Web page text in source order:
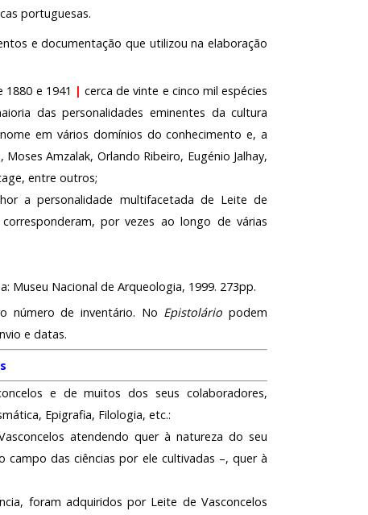
portuguesas.
e documentação que utilizou na elaboração
e 1941 |cerca de vinte e cinco mil espécies
das personalidades eminentes da cultura
em vários domínios do conhecimento e, a
Amzalak, Orlando Ribeiro, Eugénio Jalhay,
entre outros;
a personalidade multifacetada de Leite de
por vezes ao longo de várias
Museu Nacional de Arqueologia, 1999. 273pp.
número de inventário. No Epistoláriopodem
e datas.
e de muitos dos seus colaboradores,
Epigrafia, Filologia, etc.:
atendendo quer à natureza do seu
das ciências por ele cultivadas –, quer à
foram adquiridos por Leite de Vasconcelos